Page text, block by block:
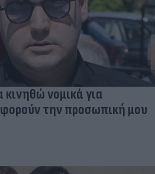
νομικά για
την προσωπική μου